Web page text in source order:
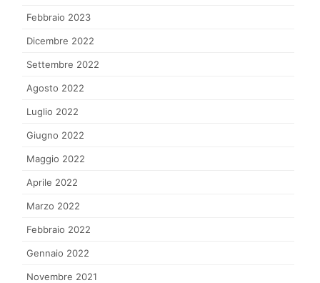
Febbraio 2023
Dicembre 2022
Settembre 2022
Agosto 2022
Luglio 2022
Giugno 2022
Maggio 2022
Aprile 2022
Marzo 2022
Febbraio 2022
Gennaio 2022
Novembre 2021